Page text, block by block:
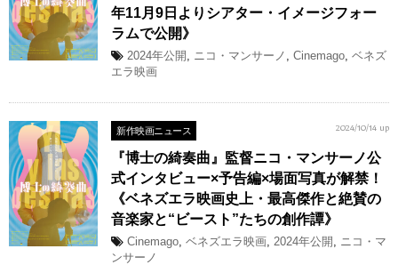
年11月9日よりシアター・イメージフォー
ラムで公開》
2024年公開 , ニコ・マンサーノ , Cinemago, ベネズ
エラ映画
新作映画ニュース 2024/10/14 up
『博士の綺奏曲』監督ニコ・マンサーノ公
式インタビュー×予告編×場面写真が解禁！
《ベネズエラ映画史上・最高傑作と絶賛の
音楽家と“ビースト”たちの創作譚》
Cinemago, ベネズエラ映画, 2024年公開 , ニコ・マ
ンサーノ